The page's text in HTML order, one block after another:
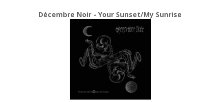
Décembre Noir - Your Sunset/My Sunrise